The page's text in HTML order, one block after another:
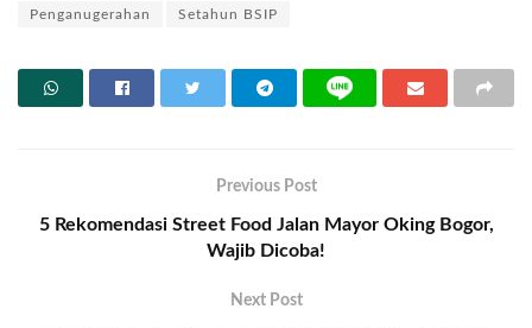
Penganugerahan Setahun BSIP
Previous Post
5 Rekomendasi Street Food Jalan Mayor Oking Bogor,
Wajib Dicoba!
Next Post